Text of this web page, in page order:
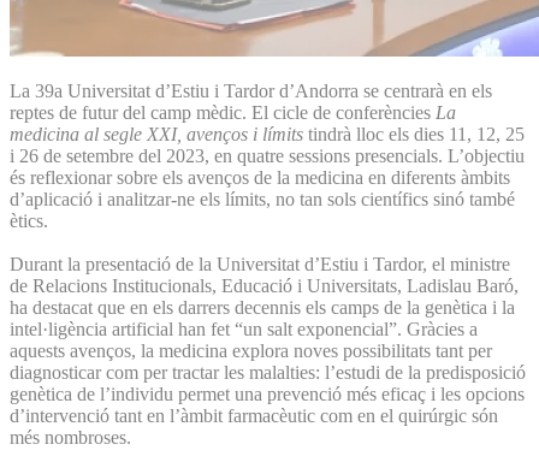
La 39a Universitat d’Estiu i Tardor d’Andorra se centrarà en els
reptes de futur del camp mèdic. El cicle de conferències La
medicina al segle XXI, avenços i límits tindrà lloc els dies 11, 12, 25
i 26 de setembre del 2023, en quatre sessions presencials. L’objectiu
és reflexionar sobre els avenços de la medicina en diferents àmbits
d’aplicació i analitzar-ne els límits, no tan sols científics sinó també
ètics.
Durant la presentació de la Universitat d’Estiu i Tardor, el ministre
de Relacions Institucionals, Educació i Universitats, Ladislau Baró,
ha destacat que en els darrers decennis els camps de la genètica i la
intel·ligència artificial han fet “un salt exponencial”. Gràcies a
aquests avenços, la medicina explora noves possibilitats tant per
diagnosticar com per tractar les malalties: l’estudi de la predisposició
genètica de l’individu permet una prevenció més eficaç i les opcions
d’intervenció tant en l’àmbit farmacèutic com en el quirúrgic són
més nombroses.